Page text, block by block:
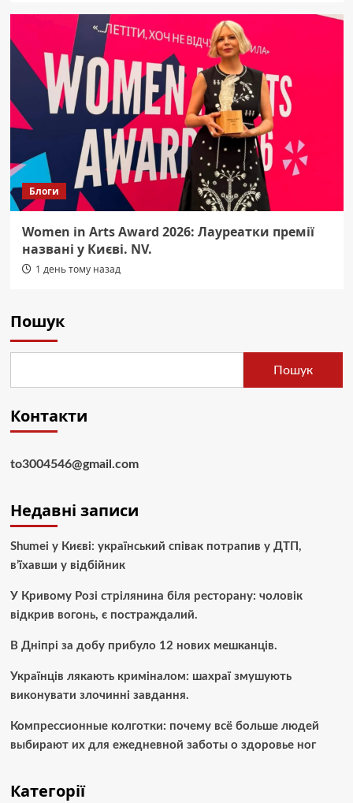
Блоги
Women in Arts Award 2026: Лауреатки премії
названі у Києві. NV.
1 день тому назад
Пошук
Пошук
Контакти
to3004546@gmail.com
Недавні записи
Shumei у Києві: український співак потрапив у ДТП,
в’їхавши у відбійник
У Кривому Розі стрілянина біля ресторану: чоловік
відкрив вогонь, є постраждалий.
В Дніпрі за добу прибуло 12 нових мешканців.
Українців лякають криміналом: шахраї змушують
виконувати злочинні завдання.
Компрессионные колготки: почему всё больше людей
выбирают их для ежедневной заботы о здоровье ног
Категорії